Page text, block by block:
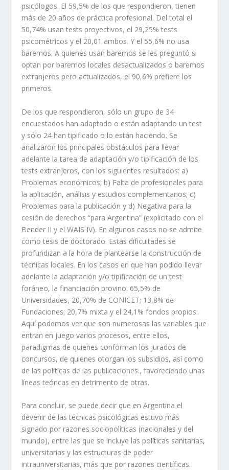
psicólogos. El 59,5% de los que respondieron, tienen
más de 20 años de práctica profesional. Del total el
50,74% usan tests proyectivos, el 29,25% tests
psicométricos y el 20,01 ambos. Y el 55,6% no usa
baremos. A quienes usan baremos se les preguntó si
optan por baremos locales desactualizados o baremos
extranjeros pero actualizados, el 90,6% prefiere los
primeros.
De los que respondieron, sólo un grupo de 34
encuestados han adaptado o están adaptando un test
y sólo 24 han tipificado o lo están haciendo. Se
analizaron los principales obstáculos para llevar
adelante la tarea de adaptación y/o tipificación de los
tests extranjeros, con los siguientes resultados: a)
Problemas económicos; b) Falta de profesionales para
la aplicación, análisis y estudios complementarios; c)
Problemas para la publicación y d) Negativa para la
cesión de derechos “para Argentina” (explicitado con el
Bender II y el WAIS IV). En algunos casos no se admite
como tesis de doctorado. Estas dificultades se
profundizan a la hora de plantearse la construcción de
técnicas locales. En los casos en que han podido llevar
adelante la adaptación y/o tipificación de un test
foráneo, la financiación provino: 65,5% de
Universidades, 20,70% de CONICET; 13,8% de
Fundaciones; 20,7% mixta y el 24,1% fondos propios.
Aquí podemos ver que son numerosas las variables que
entran en juego varios procesos, entre ellos,
paradigmas de quienes conforman los jurados de
concursos, de quienes otorgan los subsidios, así como
de las políticas de las publicaciones., favoreciendo unas
líneas teóricas en detrimento de otras.
Para concluir, se puede decir que en Argentina el
devenir de las técnicas psicológicas estuvo más
signado por razones sociopolíticas (nacionales y del
mundo), entre las que se incluye las políticas sanitarias,
universitarias y las estructuras de poder
intrauniversitarias, más que por razones científicas.